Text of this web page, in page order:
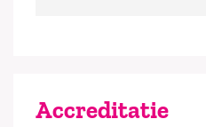
Accreditatie